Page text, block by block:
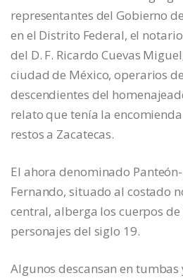
representantes del Gobierno
en el Distrito Federal, el
del D. F. Ricardo Cuevas
ciudad de México, operarios
descendientes del
relato que tenía la
restos a Zacatecas.
El ahora denominado
Fernando, situado al costado
central, alberga los cuerpos
personajes del siglo 19.
Algunos descansan en